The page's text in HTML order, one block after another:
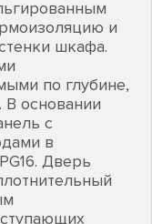
и
шкафа.
по глубине,
основании
с
в
Дверь